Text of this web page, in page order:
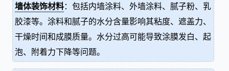
墙体装饰材料：包括内墙涂料、外墙涂料、腻子粉、乳
胶漆等。涂料和腻子的水分含量影响其粘度、遮盖力、
干燥时间和成膜质量。水分过高可能导致涂膜发白、起
泡、附着力下降等问题。